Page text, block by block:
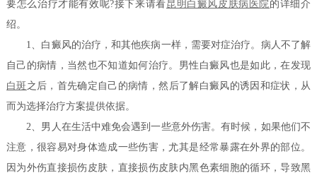
要怎么治疗才能有效呢?接下来请看昆明白癜风皮肤病医院的详细介
绍。
1、白癜风的治疗，和其他疾病一样，需要对症治疗。病人不了解
自己的病情，当然也不知道如何治疗。男性白癜风也是如此，在发现
白斑 之后，首先确定自己的病情，然后了解白癜风的诱因和症状，从
而为选择治疗方案提供依据。
2、男人在生活中难免会遇到一些意外伤害。有时候，如果他们不
注意，很容易对身体造成一些伤害，尤其是经常暴露在外界的部位。
因为外伤直接损伤皮肤，直接损伤皮肤内黑色素细胞的循环，导致黑